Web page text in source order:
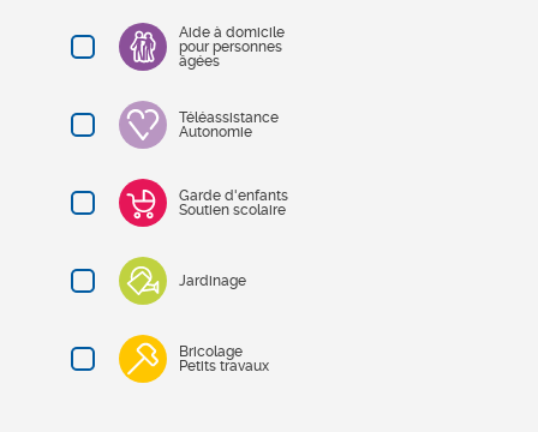
Aide à domicile
pour personnes
âgées
Téléassistance
Autonomie
Garde d'enfants
Soutien scolaire
Jardinage
Bricolage
Petits travaux